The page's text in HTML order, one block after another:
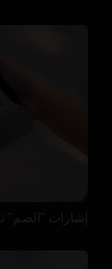
إشارات "الصم"